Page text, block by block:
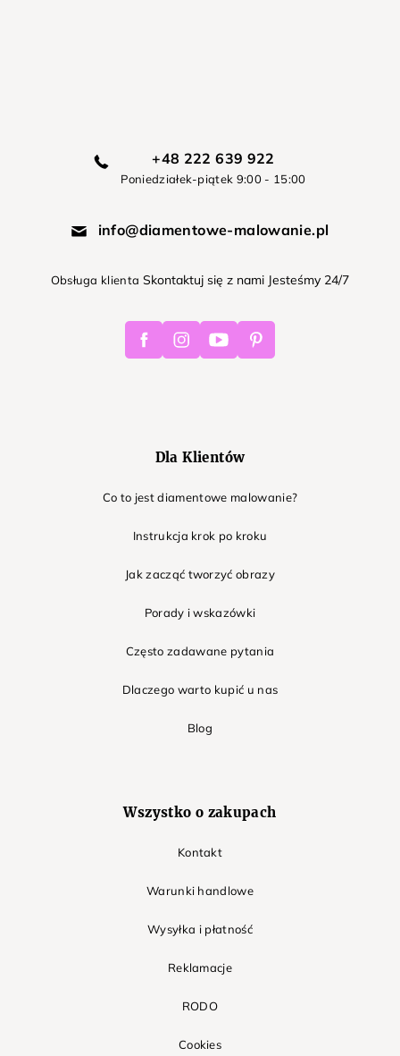
+48 222 639 922
Poniedziałek-piątek 9:00 - 15:00
info@diamentowe-malowanie.pl
Obsługa klienta Skontaktuj się z nami Jesteśmy 24/7
FacebookInstagramYoutube Pinterest
Dla Klientów
Co to jest diamentowe malowanie?
Instrukcja krok po kroku
Jak zacząć tworzyć obrazy
Porady i wskazówki
Często zadawane pytania
Dlaczego warto kupić u nas
Blog
Wszystko o zakupach
Kontakt
Warunki handlowe
Wysyłka i płatność
Reklamacje
RODO
Cookies